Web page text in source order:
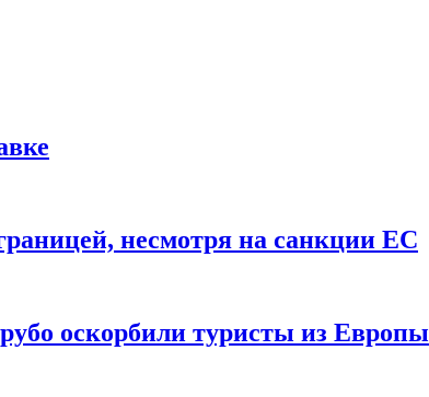
несмотря на санкции ЕС
оскорбили туристы из Европы